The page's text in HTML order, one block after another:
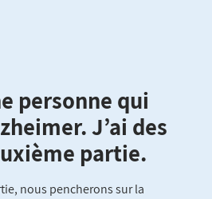
personne qui
J’ai des
partie.
nous pencherons sur la